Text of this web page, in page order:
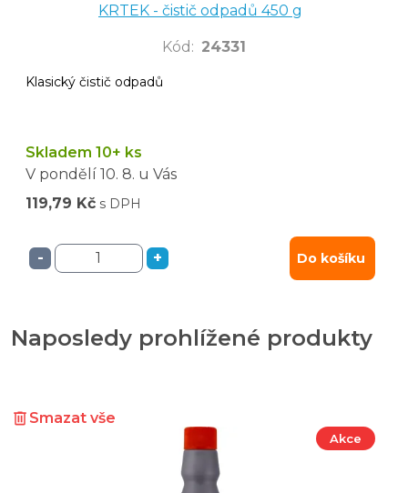
KRTEK - čistič odpadů 450 g
Kód : 24331
Klasický čistič odpadů
Skladem 10+ ks
V pondělí 10. 8. u Vás
119,79 Kč s DPH
- + Do košíku
Naposledy prohlížené produkty
Smazat vše
Akce